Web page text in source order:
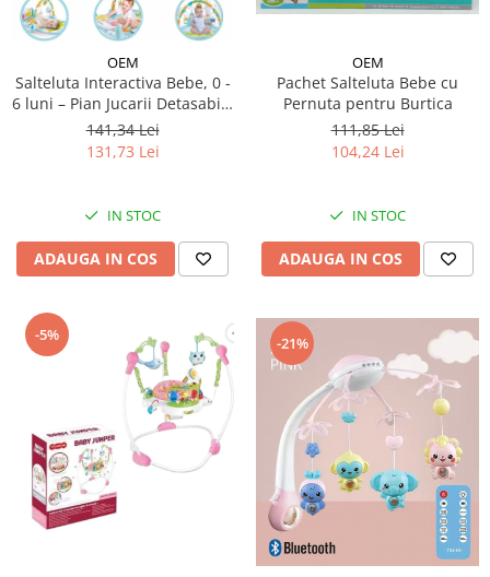
OEM
Salteluta Interactiva Bebe, 0 -
6 luni – Pian Jucarii Detasabile
- Verde
141,34 Lei
131,73 Lei
IN STOC
ADAUGA IN COS
OEM
Pachet Salteluta Bebe cu
Pernuta pentru Burtica
111,85 Lei
104,24 Lei
IN STOC
ADAUGA IN COS
-5% -21%